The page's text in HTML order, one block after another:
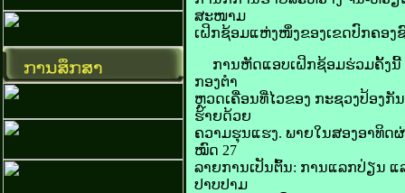
ສະໜາມ
ເຝິກ​ຊ້ອມ​ແຫ່ງ​ໜຶ່ງ​ຂອງ​ເຂດ​ປົກຄອງ​
ການ​ຫັດ​ແອບ​ເຝິກ​ຊ້ອມ​ຮ່ວມຄັ້ງ​ນີ້
ກອງ​ຕຳ
ຫຼວດ​ເຄື່ອນ​ທີ່​ໄວ​ຂອງ​ ກະຊວງ​ປ້ອງ​
ຮ້າຍ​ດ້ວຍ
ຄວາມ​ຮຸນ​ແຮງ. ພາຍ​ໃນ​ສອງ​ອາທິດ​
ໝົດ 27
ລາຍການເປັນຕົ້ນ: ການ​ແລກປ່ຽນ
ປາບ​ປາມ